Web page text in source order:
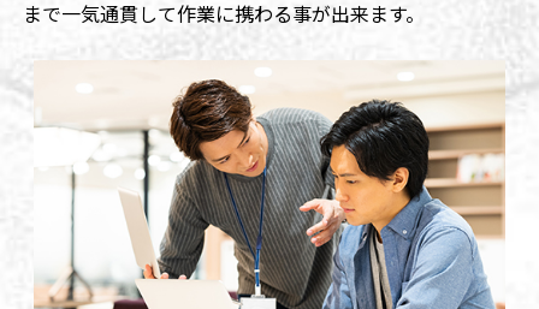
まで一気通貫して作業に携わる事が出来ます。